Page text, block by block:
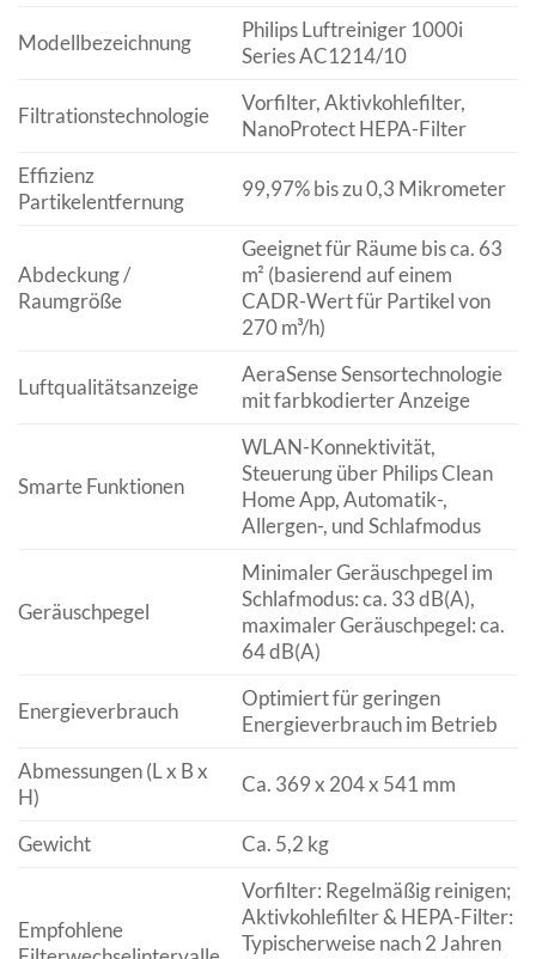
Modellbezeichnung
Philips Luftreiniger 1000i
Series AC1214/10
Filtrationstechnologie
Vorfilter, Aktivkohlefilter,
NanoProtect HEPA-Filter
Effizienz
Partikelentfernung
99,97% bis zu 0,3 Mikrometer
Abdeckung /
Raumgröße
Geeignet für Räume bis ca. 63
m² (basierend auf einem
CADR-Wert für Partikel von
270 m³/h)
Luftqualitätsanzeige
AeraSense Sensortechnologie
mit farbkodierter Anzeige
Smarte Funktionen
WLAN-Konnektivität,
Steuerung über Philips Clean
Home App, Automatik-,
Allergen-, und Schlafmodus
Geräuschpegel
Minimaler Geräuschpegel im
Schlafmodus: ca. 33 dB(A),
maximaler Geräuschpegel: ca.
64 dB(A)
Energieverbrauch
Optimiert für geringen
Energieverbrauch im Betrieb
Abmessungen (L x B x
H)
Ca. 369 x 204 x 541 mm
Gewicht Ca. 5,2 kg
Empfohlene
Vorfilter: Regelmäßig reinigen;
Aktivkohlefilter & HEPA-Filter:
Typischerweise nach 2 Jahren